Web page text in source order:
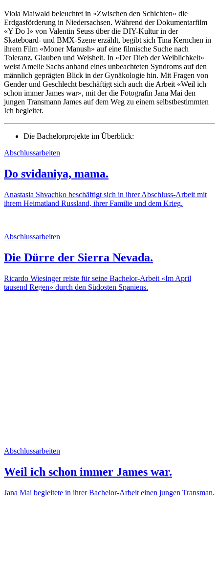
Viola Maiwald beleuchtet in «Zwischen den Schichten» die
Erdgasförderung in Niedersachsen. Während der Dokumentarfilm
«Y Do I» von Valentin Seuss über die DIY-Kultur in der
Skateboard- und BMX-Szene erzählt, begibt sich Tina Kernchen in
ihrem Film «Moner Manush» auf eine filmische Suche nach
Toleranz, Glauben und Weisheit. In «Der Dieb der Weiblichkeit»
weist Amelie Sachs anhand eines unbeachteten Syndroms auf den
männlich geprägten Blick in der Gynäkologie hin. Mit Fragen von
Gender und Geschlecht beschäftigt sich auch die Arbeit «Weil ich
schon immer James war», mit der die Fotografin Jana Mai den
jungen Transmann James auf dem Weg zu einem selbstbestimmten
Ich begleitet.
Die Bachelorprojekte im Überblick:
Abschlussarbeiten
Do svidaniya, mama.
Anastasia Shvachko beschäftigt sich in ihrer Abschluss-Arbeit mit
ihrem Heimatland Russland, ihrer Familie und dem Krieg.
Abschlussarbeiten
Die Dürre der Sierra Nevada.
Ricardo Wiesinger reiste für seine Bachelor-Arbeit «Im April
tausend Regen» durch den Südosten Spaniens.
Abschlussarbeiten
Weil ich schon immer James war.
Jana Mai begleitete in ihrer Bachelor-Arbeit einen jungen Transman.